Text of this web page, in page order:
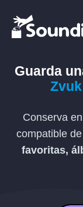
Guarda
Conserva
compatible de
favoritas,